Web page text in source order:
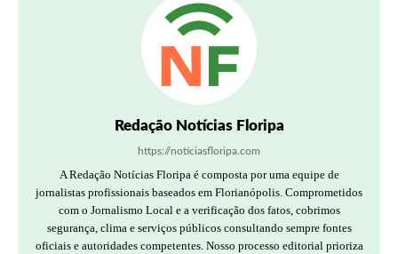
Redação Notícias Floripa
https://noticiasfloripa.com
A Redação Notícias Floripa é composta por uma equipe de
jornalistas profissionais baseados em Florianópolis. Comprometidos
com o Jornalismo Local e a verificação dos fatos, cobrimos
segurança, clima e serviços públicos consultando sempre fontes
oficiais e autoridades competentes. Nosso processo editorial prioriza